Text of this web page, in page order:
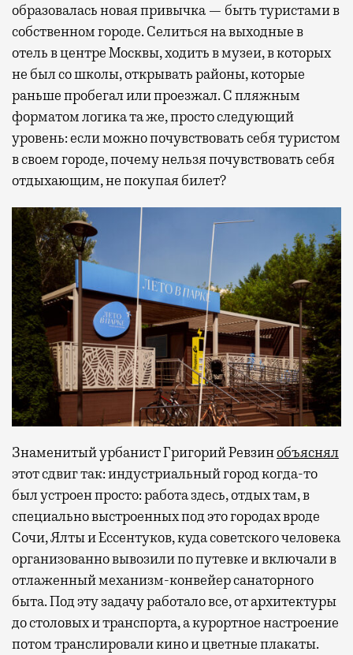
образовалась новая привычка — быть туристами в
собственном городе. Селиться на выходные в
отель в центре Москвы, ходить в музеи, в которых
не был со школы, открывать районы, которые
раньше пробегал или проезжал. С пляжным
форматом логика та же, просто следующий
уровень: если можно почувствовать себя туристом
в своем городе, почему нельзя почувствовать себя
отдыхающим, не покупая билет?
Знаменитый урбанист Григорий Ревзинобъяснял
этот сдвиг так: индустриальный город когда-то
был устроен просто: работа здесь, отдых там, в
специально выстроенных под это городах вроде
Сочи, Ялты и Ессентуков, куда советского человека
организованно вывозили по путевке и включали в
отлаженный механизм-конвейер санаторного
быта. Под эту задачу работало все, от архитектуры
до столовых и транспорта, а курортное настроение
потом транслировали кино и цветные плакаты.